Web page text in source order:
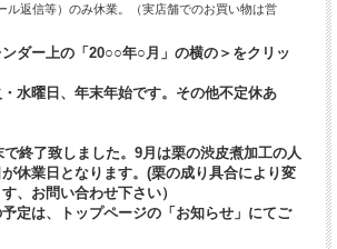
ル返信等）のみ休業。（実店舗でのお買い物は営
ダー上の「20○○年○月」の横の＞をクリッ
水曜日、年末年始です。その他不定休あ
終了致しました。9月は栗の渋皮煮加工の人
休業日となります。(栗の成り具合により変
、お問い合わせ下さい）
定は、トップページの「お知らせ」にてご